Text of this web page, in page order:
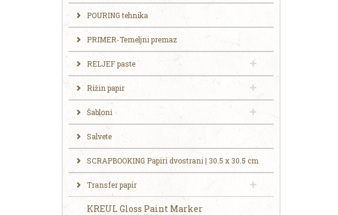
POURING tehnika
PRIMER-Temeljni premaz
RELJEF paste
Rižin papir
Šabloni
Salvete
SCRAPBOOKING Papiri dvostrani | 30.5 x 30.5 cm
Transfer papir
KREUL Gloss Paint Marker